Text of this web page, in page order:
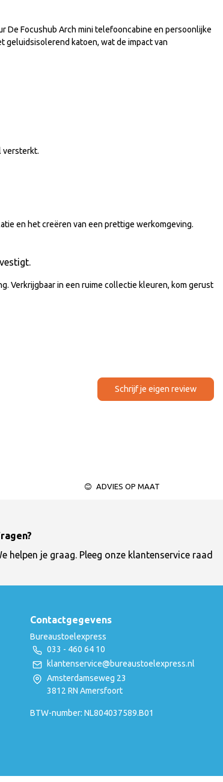
Focushub Arch mini telefooncabine en persoonlijke
geluidsisolerend katoen, wat de impact van
versterkt.
en het creëren van een prettige werkomgeving.
Verkrijgbaar in een ruime collectie kleuren, kom gerust
Schrijf je eigen review
ADVIES OP MAAT
helpen je graag. Pleeg onze klantenservice raad
Contactgegevens
Bureaustoelexpress
033 - 460 64 10
klantenservice@bureaustoelexpress.nl
Amsterdamseweg 23
3812 RN Amersfoort
BTW-number: NL804037589.B01